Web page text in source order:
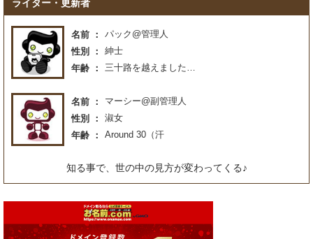
ライター・更新者
名前
パック@管理人
性別
紳士
年齢
三十路を越えました…
名前
マーシー@副管理人
性別
淑女
年齢
Around 30（汗
知る事で、世の中の見方が変わってくる♪